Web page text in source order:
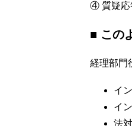
④ 質疑応
■ この
経理部門
イ
イ
法